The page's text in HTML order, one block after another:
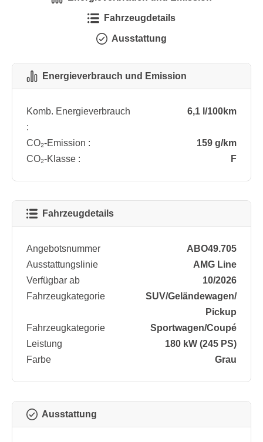
Fahrzeugdetails
Ausstattung
Energieverbrauch und Emission
Komb. Energieverbrauch
:
6,1 l/100km
CO₂-Emission :
159 g/km
CO₂-Klasse :
F
Fahrzeugdetails
Angebotsnummer
ABO49.705
Ausstattungslinie
AMG Line
Verfügbar ab
10/2026
Fahrzeugkategorie
SUV/​Geländewagen/​
Pickup
Fahrzeugkategorie
Sportwagen/​Coupé
Leistung
180 kW (245 PS)
Farbe
Grau
Ausstattung